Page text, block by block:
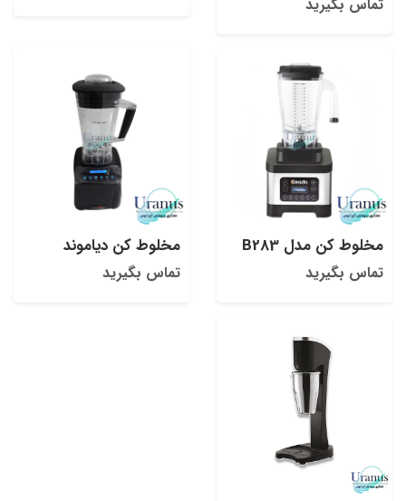
تماس بگیرید
مخلوط کن مدل B283
تماس بگیرید
مخلوط کن دیاموند
تماس بگیرید